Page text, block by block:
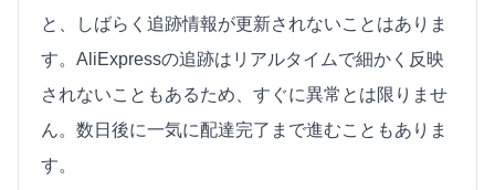
と、しばらく追跡情報が更新されないことはありま
す。AliExpressの追跡はリアルタイムで細かく反映
されないこともあるため、すぐに異常とは限りませ
ん。数日後に一気に配達完了まで進むこともありま
す。